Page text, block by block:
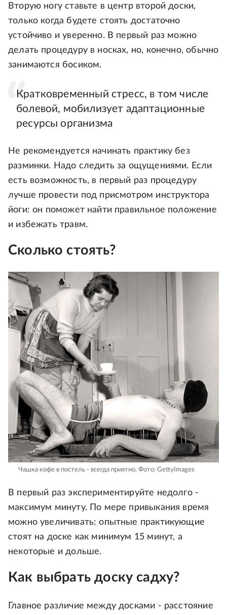
Вторую ногу ставьте в центр второй доски,
только когда будете стоять достаточно
устойчиво и уверенно. В первый раз можно
делать процедуру в носках, но, конечно, обычно
занимаются босиком.
Кратковременный стресс, в том числе
болевой, мобилизует адаптационные
ресурсы организма
Не рекомендуется начинать практику без
разминки. Надо следить за ощущениями. Если
есть возможность, в первый раз процедуру
лучше провести под присмотром инструктора
йоги: он поможет найти правильное положение
и избежать травм.
Сколько стоять?
Чашка кофе в постель - всегда приятно. Фото: GettyImages
В первый раз экспериментируйте недолго -
максимум минуту. По мере привыкания время
можно увеличивать: опытные практикующие
стоят на доске как минимум 15 минут, а
некоторые и дольше.
Как выбрать доску садху?
Главное различие между досками - расстояние